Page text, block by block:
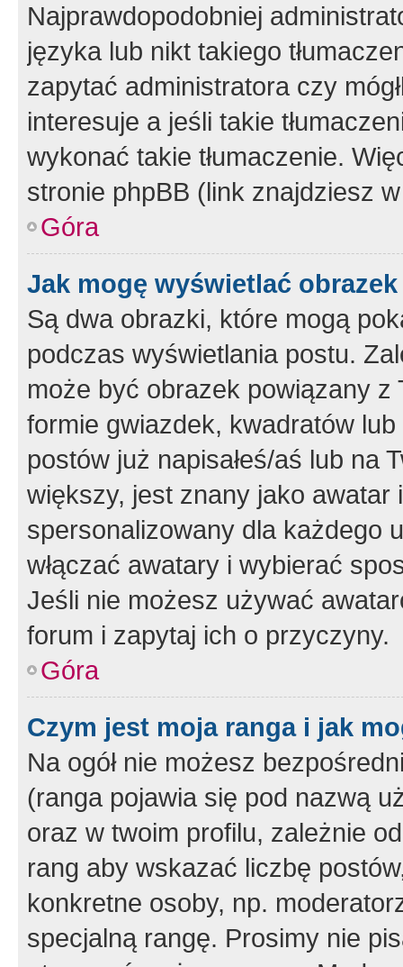
Najprawdopodobniej
języka lub nikt takiego
zapytać administratora czy
interesuje a jeśli takie
wykonać takie tłumaczenie.
stronie phpBB (link znajdziesz
Góra
Jak mogę wyświetlać
Są dwa obrazki, które mogą
podczas wyświetlania postu.
może być obrazek powiązany z
formie gwiazdek, kwadratów
postów już napisałeś/aś lub na
większy, jest znany jako
spersonalizowany dla każdego
włączać awatary i wybierać
Jeśli nie możesz używać
forum i zapytaj ich o przyczyny.
Góra
Czym jest moja ranga i jak
Na ogół nie możesz
(ranga pojawia się pod nazwą
oraz w twoim profilu, zależnie
rang aby wskazać liczbę
konkretne osoby, np.
specjalną rangę. Prosimy nie